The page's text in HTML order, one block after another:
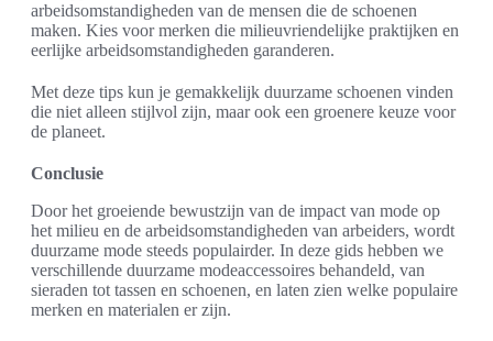
arbeidsomstandigheden van de mensen die de schoenen
maken. Kies voor merken die milieuvriendelijke praktijken en
eerlijke arbeidsomstandigheden garanderen.
Met deze tips kun je gemakkelijk duurzame schoenen vinden
die niet alleen stijlvol zijn, maar ook een groenere keuze voor
de planeet.
Conclusie
Door het groeiende bewustzijn van de impact van mode op
het milieu en de arbeidsomstandigheden van arbeiders, wordt
duurzame mode steeds populairder. In deze gids hebben we
verschillende duurzame modeaccessoires behandeld, van
sieraden tot tassen en schoenen, en laten zien welke populaire
merken en materialen er zijn.